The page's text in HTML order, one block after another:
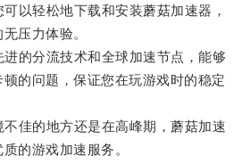
轻松地下载和安装蘑菇加速器，
压力体验。
分流技术和全球加速节点，能够
的问题，保证您在玩游戏时的稳定
的地方还是在高峰期，蘑菇加速
的游戏加速服务。